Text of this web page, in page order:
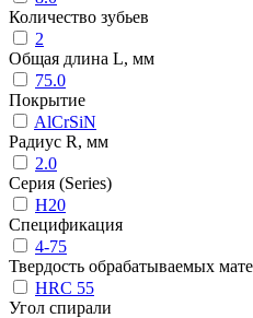
Количество зубьев
2
Общая длина L, мм
75.0
Покрытие
AlCrSiN
Радиус R, мм
2.0
Серия (Series)
H20
Спецификация
4-75
Твердость обрабатываемых
HRC 55
Угол спирали